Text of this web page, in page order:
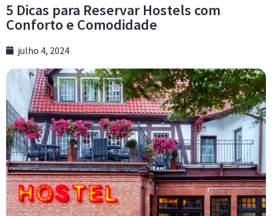
5 Dicas para Reservar Hostels com
Conforto e Comodidade
julho 4, 2024